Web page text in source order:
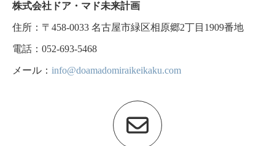
株式会社ドア・マド未来計画
住所：〒458-0033 名古屋市緑区相原郷2丁目1909番地
電話：052-693-5468
メール： info@doamadomiraikeikaku.com